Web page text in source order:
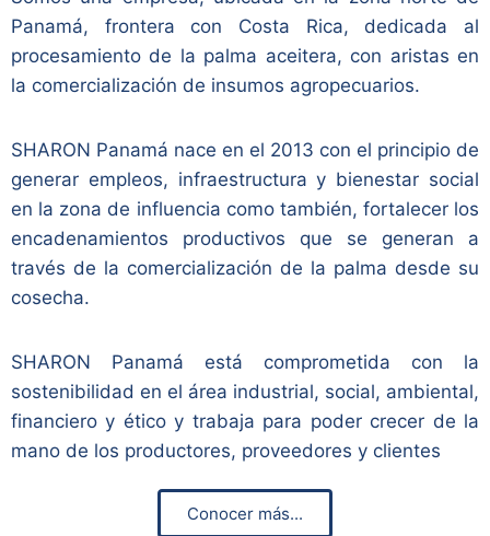
Panamá, frontera con Costa Rica, dedicada al
procesamiento de la palma aceitera, con aristas en
la comercialización de insumos agropecuarios.
SHARON Panamá nace en el 2013 con el principio de
generar empleos, infraestructura y bienestar social
en la zona de influencia como también, fortalecer los
encadenamientos productivos que se generan a
través de la comercialización de la palma desde su
cosecha.
SHARON Panamá está comprometida con la
sostenibilidad en el área industrial, social, ambiental,
financiero y ético y trabaja para poder crecer de la
mano de los productores, proveedores y clientes
Conocer más...